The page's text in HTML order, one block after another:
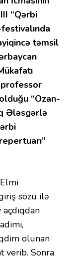
“Qərbi
təmsil
“Ozan-
Ələsgərlə
sözü ilə
olunan
verib. Sonra